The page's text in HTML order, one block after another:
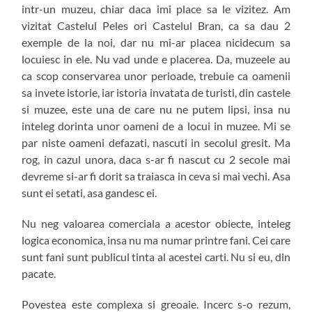
intr-un muzeu, chiar daca imi place sa le vizitez. Am
vizitat Castelul Peles ori Castelul Bran, ca sa dau 2
exemple de la noi, dar nu mi-ar placea nicidecum sa
locuiesc in ele. Nu vad unde e placerea. Da, muzeele au
ca scop conservarea unor perioade, trebuie ca oamenii
sa invete istorie, iar istoria invatata de turisti, din castele
si muzee, este una de care nu ne putem lipsi, insa nu
inteleg dorinta unor oameni de a locui in muzee. Mi se
par niste oameni defazati, nascuti in secolul gresit. Ma
rog, in cazul unora, daca s-ar fi nascut cu 2 secole mai
devreme si-ar fi dorit sa traiasca in ceva si mai vechi. Asa
sunt ei setati, asa gandesc ei.
Nu neg valoarea comerciala a acestor obiecte, inteleg
logica economica, insa nu ma numar printre fani. Cei care
sunt fani sunt publicul tinta al acestei carti. Nu si eu, din
pacate.
Povestea este complexa si greoaie. Incerc s-o rezum,